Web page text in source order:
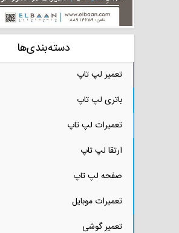
دسته‌بندی‌ها
تعمیر لپ تاپ
باتری لپ تاپ
تعمیرات لپ تاپ
ارتقا لپ تاپ
صفحه لپ تاپ
تعمیرات موبایل
تعمیر گوشی